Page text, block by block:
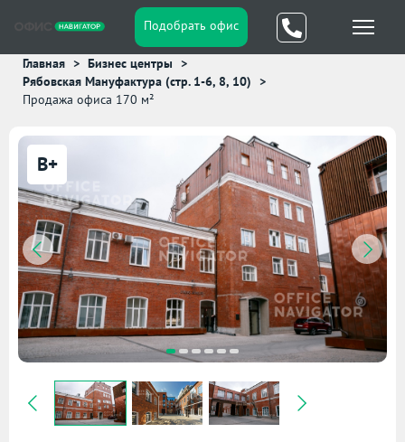
Подобрать офис
Главная
Бизнес центры
Рябовская Мануфактура (стр. 1-6, 8, 10)
Продажа офиса 170 м²
B+